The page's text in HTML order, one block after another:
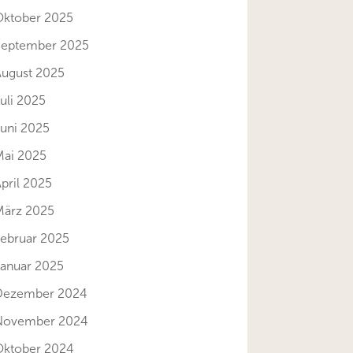
2025
2025
2025
2025
2025
2025
2025
2025
2025
2025
2024
2024
2024